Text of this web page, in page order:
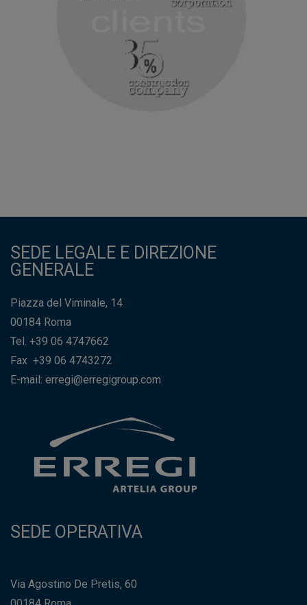
SEDE LEGALE E DIREZIONE
GENERALE
Piazza del Viminale, 14
00184 Roma
Tel. +39 06 4747662
Fax +39 06 4743272
E-mail: erregi@erregigroup.com
SEDE OPERATIVA
Via Agostino De Pretis, 60